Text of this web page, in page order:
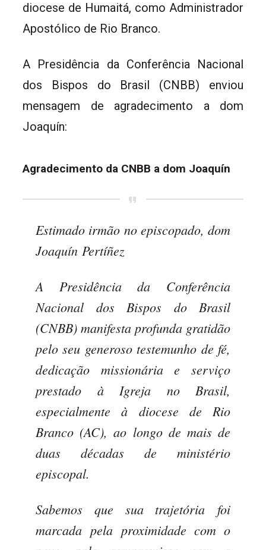
diocese de Humaitá, como Administrador
Apostólico de Rio Branco.
A Presidência da Conferência Nacional
dos Bispos do Brasil (CNBB) enviou
mensagem de agradecimento a dom
Joaquín:
Agradecimento da CNBB a dom Joaquín
Estimado irmão no episcopado, dom
Joaquín Pertíñez
A Presidência da Conferência
Nacional dos Bispos do Brasil
(CNBB) manifesta profunda gratidão
pelo seu generoso testemunho de fé,
dedicação missionária e serviço
prestado à Igreja no Brasil,
especialmente à diocese de Rio
Branco (AC), ao longo de mais de
duas décadas de ministério
episcopal.
Sabemos que sua trajetória foi
marcada pela proximidade com o